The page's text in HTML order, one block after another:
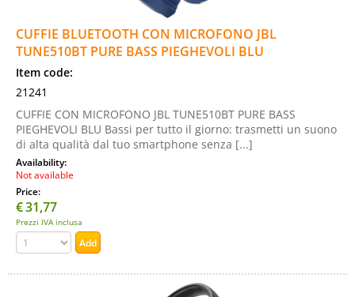
CUFFIE BLUETOOTH CON MICROFONO JBL
TUNE510BT PURE BASS PIEGHEVOLI BLU
Item code:
21241
CUFFIE CON MICROFONO JBL TUNE510BT PURE BASS
PIEGHEVOLI BLU Bassi per tutto il giorno: trasmetti un suono
di alta qualità dal tuo smartphone senza [...]
Availability:
Not available
Price:
€31,77
Prezzi IVA inclusa